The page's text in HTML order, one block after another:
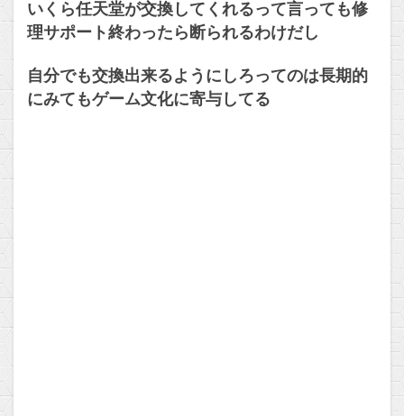
いくら任天堂が交換してくれるって言っても修
理サポート終わったら断られるわけだし
自分でも交換出来るようにしろってのは長期的
にみてもゲーム文化に寄与してる